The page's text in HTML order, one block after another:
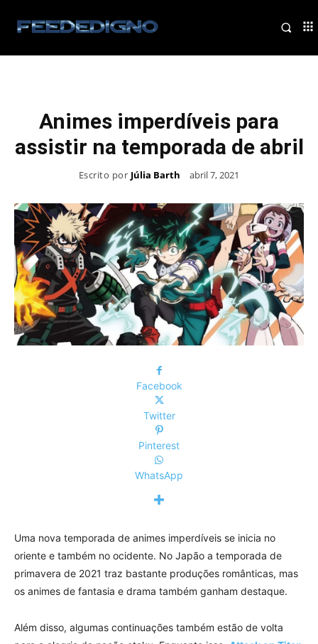
Animes imperdíveis para
assistir na temporada de abril
Escrito por Júlia Barth abril 7, 2021
Facebook
Twitter
Pinterest
WhatsApp
Uma nova temporada de animes imperdíveis se inicia no
oriente e também no ocidente. No Japão a temporada de
primavera de 2021 traz bastante produções românticas, mas
os animes de fantasia e drama também ganham destaque.
Além disso, algumas continuações também estão de volta